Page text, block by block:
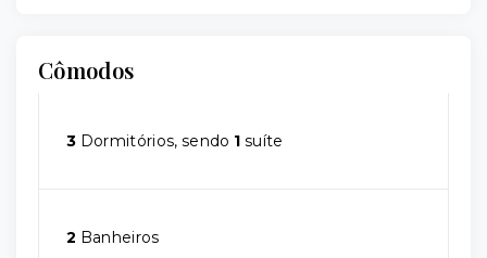
Cômodos
3 Dormitórios, sendo 1 suíte
2 Banheiros